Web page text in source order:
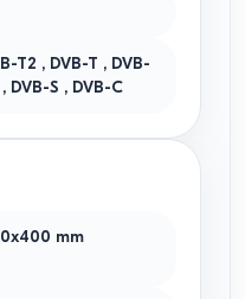
T2 , DVB-T , DVB-
, DVB-S , DVB-C
mm